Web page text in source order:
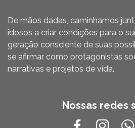
De mãos dadas, caminhamos
idosos a criar condições para o
geração consciente de suas
se afirmar como protagonistas
narrativas e projetos de vida.
Nossas redes